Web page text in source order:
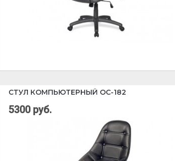
СТУЛ КОМПЬЮТЕРНЫЙ OC-182
5300 руб.